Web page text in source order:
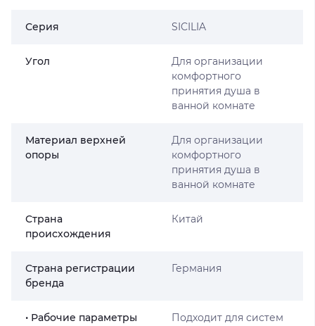
Серия SICILIA
Угол
Для организации
комфортного
принятия душа в
ванной комнате
Материал верхней
опоры
Для организации
комфортного
принятия душа в
ванной комнате
Страна
происхождения
Китай
Страна регистрации
бренда
Германия
• Рабочие параметры Подходит для систем